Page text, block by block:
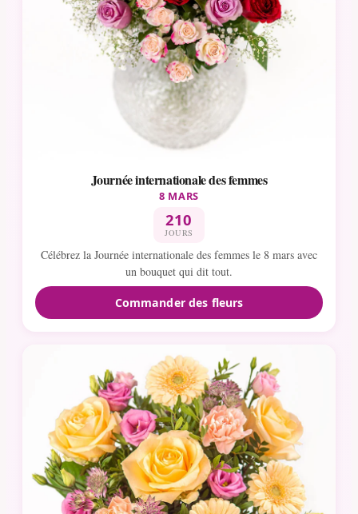
Journée internationale des femmes
8 MARS
210
JOURS
Célébrez la Journée internationale des femmes le 8 mars avec
un bouquet qui dit tout.
Commander des fleurs